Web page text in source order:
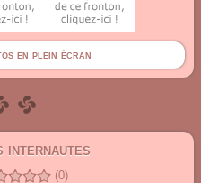
en plein écran
internautes
(0)